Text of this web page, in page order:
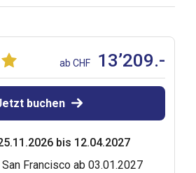
ab CHF 13’209.-
buchen
bis 12.04.2027
Francisco ab 03.01.2027